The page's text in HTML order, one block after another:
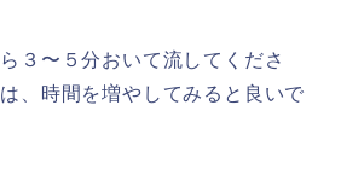
３〜５分おいて流してくださ
、時間を増やしてみると良いで